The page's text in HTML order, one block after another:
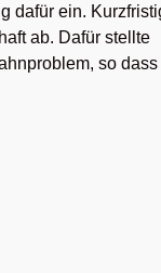
dafür ein.
ab. Dafür stellte
so dass